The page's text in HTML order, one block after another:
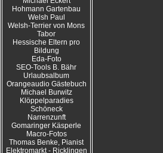
Hohmann Gartenbau
Welsh Paul
Welsh-Terrier von Mons
Tabor
Hessische Eltern pro
Bildung
Eda-Foto
SEO-Tools B. Bähr
Urlaubsalbum
Orangeaudio Gästebuch
Michael Burwitz
Klöppelparadies
Schöneck
Narrenzunft
Gomaringer Käsperle
Macro-Fotos
Thomas Benke, Pianist
Elektromarkt - Ricklingen